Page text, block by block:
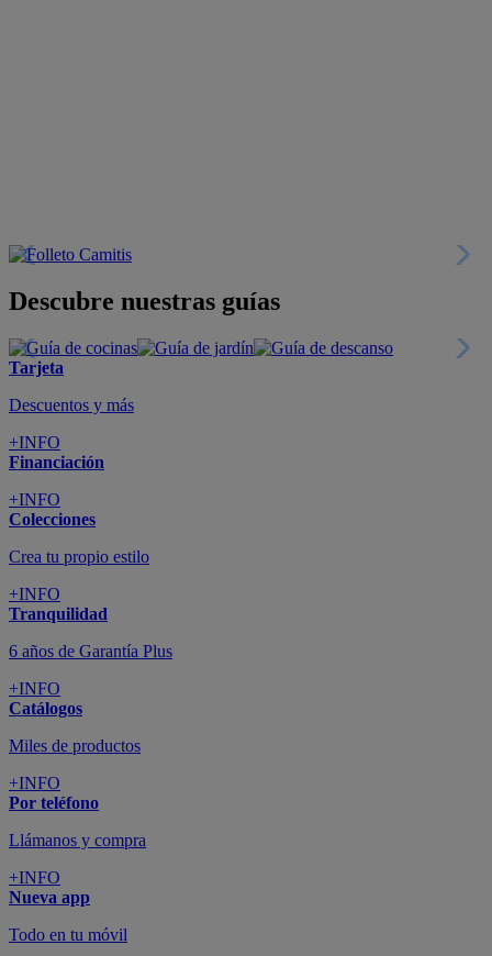
Descubre nuestras guías
Tarjeta
Descuentos y más
+INFO
Financiación
+INFO
Colecciones
Crea tu propio estilo
+INFO
Tranquilidad
6 años de Garantía Plus
+INFO
Catálogos
Miles de productos
+INFO
Por teléfono
Llámanos y compra
+INFO
Nueva app
Todo en tu móvil